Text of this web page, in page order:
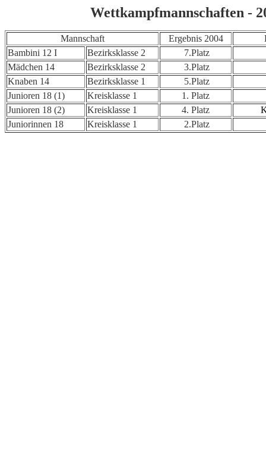
Wettkampfmannschaften -
Mannschaft Ergebnis 2004
Bambini 12 I
Bezirksklasse 2
7.Platz
Mädchen 14
Bezirksklasse 2
3.Platz
Knaben 14
Bezirksklasse 1
5.Platz
Junioren 18 (1)
Kreisklasse 1
1. Platz
Junioren 18 (2)
Kreisklasse 1 4. Platz
Juniorinnen 18
Kreisklasse 1 2.Platz